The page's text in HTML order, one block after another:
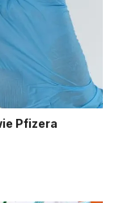
Pfizera